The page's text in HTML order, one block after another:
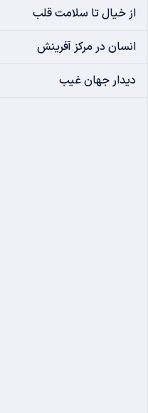
از خیال تا سلامت قلب
انسان در مرکز آفرینش
دیدار جهان غیب